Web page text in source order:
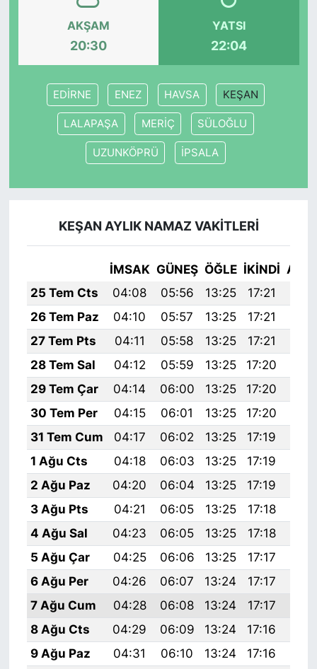
AKŞAM
20:30
YATSI
22:04
EDİRNE ENEZ HAVSA KEŞAN
LALAPAŞA MERİÇ SÜLOĞLU
UZUNKÖPRÜ İPSALA
KEŞAN AYLIK NAMAZ VAKITLERI
İMSAK GÜNEŞ ÖĞLE İKINDI
25 Tem Cts
04:08 05:56 13:25 17:21
26 Tem Paz
04:10 05:57 13:25 17:21
27 Tem Pts
04:11 05:58 13:25 17:21
28 Tem Sal
04:12 05:59 13:25 17:20
29 Tem Çar
04:14 06:00 13:25 17:20
30 Tem Per
04:15 06:01 13:25 17:20
31 Tem Cum
04:17 06:02 13:25 17:19
1 Ağu Cts
04:18 06:03 13:25 17:19
2 Ağu Paz
04:20 06:04 13:25 17:19
3 Ağu Pts
04:21 06:05 13:25 17:18
4 Ağu Sal
04:23 06:05 13:25 17:18
5 Ağu Çar
04:25 06:06 13:25 17:17
6 Ağu Per
04:26 06:07 13:24 17:17
7 Ağu Cum
04:28 06:08 13:24 17:17
8 Ağu Cts
04:29 06:09 13:24 17:16
9 Ağu Paz
04:31 06:10 13:24 17:16